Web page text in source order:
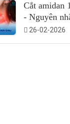
Cắt amidan
- Nguyên
26-02-2026